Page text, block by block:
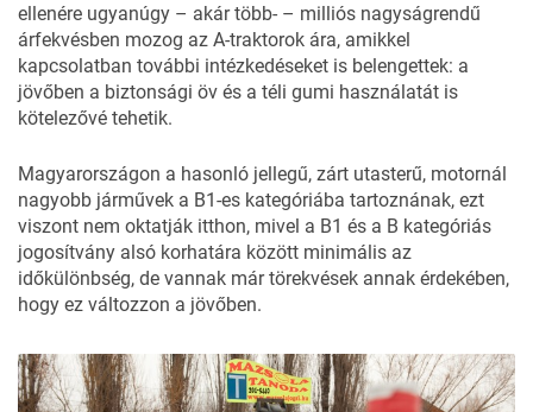
ellenére ugyanúgy – akár több- – milliós nagyságrendű
árfekvésben mozog az A-traktorok ára, amikkel
kapcsolatban további intézkedéseket is belengettek: a
jövőben a biztonsági öv és a téli gumi használatát is
kötelezővé tehetik.
Magyarországon a hasonló jellegű, zárt utasterű, motornál
nagyobb járművek a B1-es kategóriába tartoznának, ezt
viszont nem oktatják itthon, mivel a B1 és a B kategóriás
jogosítvány alsó korhatára között minimális az
időkülönbség, de vannak már törekvések annak érdekében,
hogy ez változzon a jövőben.